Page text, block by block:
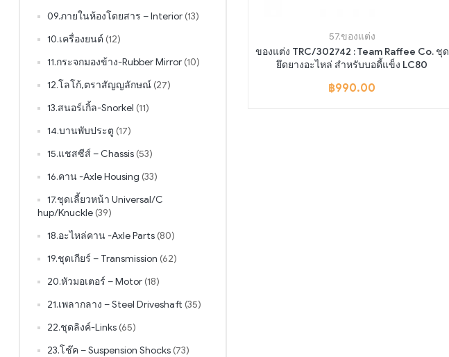
57.ของแต่ง
ของแต่ง TRC/302742 : Team Raffee Co. ชุด
ยึดยางอะไหล่ สำหรับบอดี้แข็ง LC80
฿990.00
09.ภายในห้องโดยสาร – Interior (13)
10.เครื่องยนต์ (12)
11.กระจกมองข้าง-Rubber Mirror (10)
12.โลโก้,ตราสัญญลักษณ์ (27)
13.สนอร์เกิ้ล-Snorkel (11)
14.บานพับประตู (17)
15.แชสซีส์ – Chassis (53)
16.คาน -Axle Housing (33)
17.ชุดเลี้ยวหน้า Universal/C
hup/Knuckle (39)
18.อะไหล่คาน -Axle Parts (80)
19.ชุดเกียร์ – Transmission (62)
20.หัวมอเตอร์ – Motor (18)
21.เพลากลาง – Steel Driveshaft (35)
22.ชุดลิงค์-Links (65)
23.โช๊ค – Suspension Shocks (73)